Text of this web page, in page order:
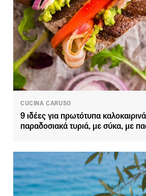
CUCINA CARUSO
9 ιδέες για πρωτότυπα
παραδοσιακά τυριά, με σύκα, με